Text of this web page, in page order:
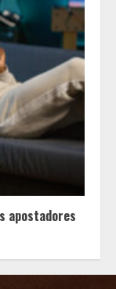
apostadores